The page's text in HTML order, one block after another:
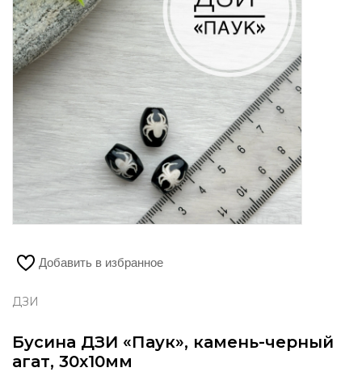
Добавить в избранное
ДЗИ
Бусина ДЗИ «Паук», камень-черный
агат, 30х10мм